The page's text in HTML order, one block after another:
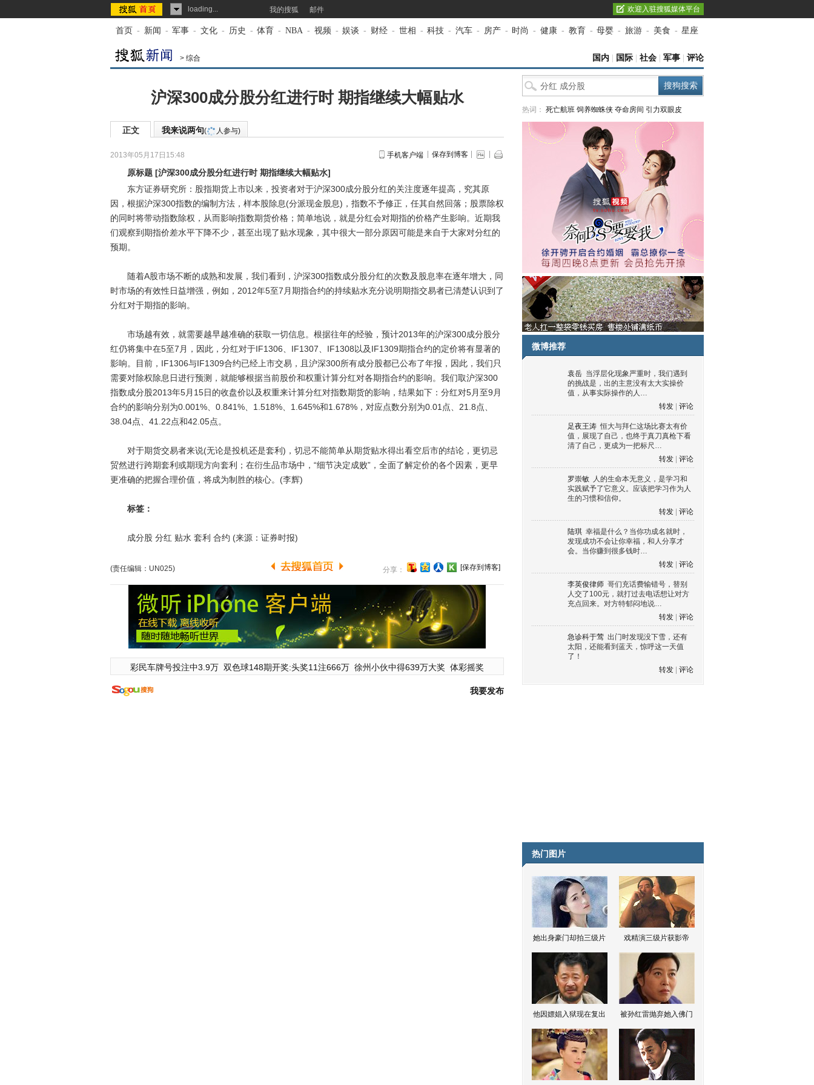
loading... 我的搜狐 邮件 欢迎入驻搜狐媒体平台
首页 - 新闻 - 军事 - 文化 - 历史 - 体育 - NBA - 视频 - 娱谈 - 财经 - 世相 - 科技 - 汽车 - 房产 - 时尚 - 健康 - 教育 - 母婴 - 旅游 - 美食 - 星座
> 综合 国内 国际 社会 军事 评论
沪深300成分股分红进行时 期指继续大幅贴水
正文 我来说两句( 人参与)
2013年05月17日15:48
中国新闻网
手机客户端 保存到博客
原标题 [沪深300成分股分红进行时 期指继续大幅贴水]
东方证券研究所：股指期货上市以来，投资者对于沪深300成分股分红的关注度逐年提高，究其原
因，根据沪深300指数的编制方法，样本股除息(分派现金股息)，指数不予修正，任其自然回落；股票除权
的同时将带动指数除权，从而影响指数期货价格；简单地说，就是分红会对期指的价格产生影响。近期我
们观察到期指价差水平下降不少，甚至出现了贴水现象，其中很大一部分原因可能是来自于大家对分红的
预期。
随着A股市场不断的成熟和发展，我们看到，沪深300指数成分股分红的次数及股息率在逐年增大，同
时市场的有效性日益增强，例如，2012年5至7月期指合约的持续贴水充分说明期指交易者已清楚认识到了
分红对于期指的影响。
市场越有效，就需要越早越准确的获取一切信息。根据往年的经验，预计2013年的沪深300成分股分
红仍将集中在5至7月，因此，分红对于IF1306、IF1307、IF1308以及IF1309期指合约的定价将有显著的
影响。目前，IF1306与IF1309合约已经上市交易，且沪深300所有成分股都已公布了年报，因此，我们只
需要对除权除息日进行预测，就能够根据当前股价和权重计算分红对各期指合约的影响。我们取沪深300
指数成分股2013年5月15日的收盘价以及权重来计算分红对指数期货的影响，结果如下：分红对5月至9月
合约的影响分别为0.001%、0.841%、1.518%、1.645%和1.678%，对应点数分别为0.01点、21.8点、
38.04点、41.22点和42.05点。
对于期货交易者来说(无论是投机还是套利)，切忌不能简单从期货贴水得出看空后市的结论，更切忌
贸然进行跨期套利或期现方向套利；在衍生品市场中，“细节决定成败”，全面了解定价的各个因素，更早
更准确的把握合理价值，将成为制胜的核心。(李辉)
标签：
成分股 分红 贴水 套利 合约 (来源：证券时报)
(责任编辑：UN025) 分享： [保存到博客]
彩民车牌号投注中3.9万 双色球148期开奖:头奖11注666万 徐州小伙中得639万大奖 体彩摇奖
我要发布
热词： 死亡航班 饲养蜘蛛侠 夺命房间 引力双眼皮
微博推荐
袁岳 当浮层化现象严重时，我们遇到
的挑战是，出的主意没有太大实操价
值，从事实际操作的人…
转发
评论
足夜王涛 恒大与拜仁这场比赛太有价
值，展现了自己，也终于真刀真枪下看
清了自己，更成为一把标尺…
转发
评论
罗崇敏 人的生命本无意义，是学习和
实践赋予了它意义。应该把学习作为人
生的习惯和信仰。
转发
评论
陆琪 幸福是什么？当你功成名就时，
发现成功不会让你幸福，和人分享才
会。当你赚到很多钱时…
转发
评论
李英俊律师 哥们充话费输错号，替别
人交了100元，就打过去电话想让对方
充点回来。对方特郁闷地说…
转发
评论
急诊科于莺 出门时发现没下雪，还有
太阳，还能看到蓝天，惊呼这一天值
了！
转发
评论
热门图片
她出身豪门却拍三级片 戏精演三级片获影帝
他因嫖娼入狱现在复出 被孙红雷抛弃她入佛门